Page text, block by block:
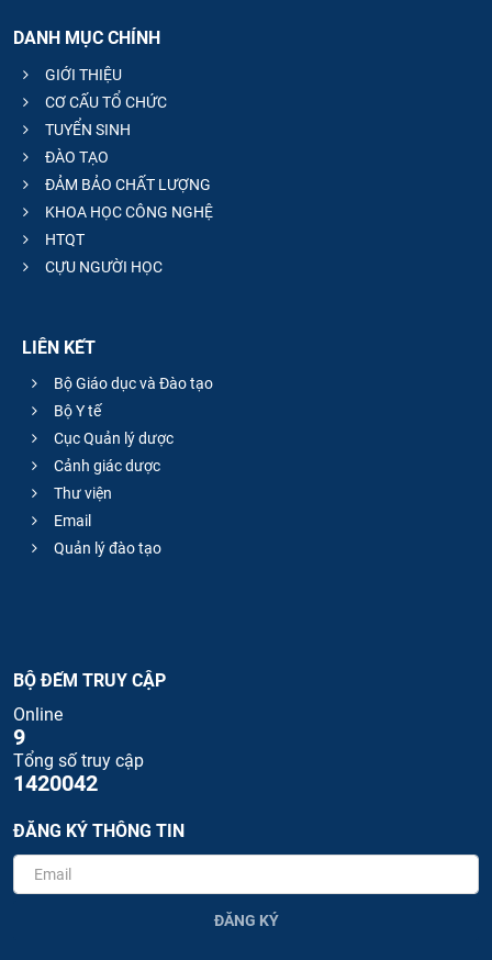
DANH MỤC CHÍNH
GIỚI THIỆU
CƠ CẤU TỔ CHỨC
TUYỂN SINH
ĐÀO TẠO
ĐẢM BẢO CHẤT LƯỢNG
KHOA HỌC CÔNG NGHỆ
HTQT
CỰU NGƯỜI HỌC
LIÊN KẾT
Bộ Giáo dục và Đào tạo
Bộ Y tế
Cục Quản lý dược
Cảnh giác dược
Thư viện
Email
Quản lý đào tạo
BỘ ĐẾM TRUY CẬP
Online
9
Tổng số truy cập
1420042
ĐĂNG KÝ THÔNG TIN
ĐĂNG KÝ